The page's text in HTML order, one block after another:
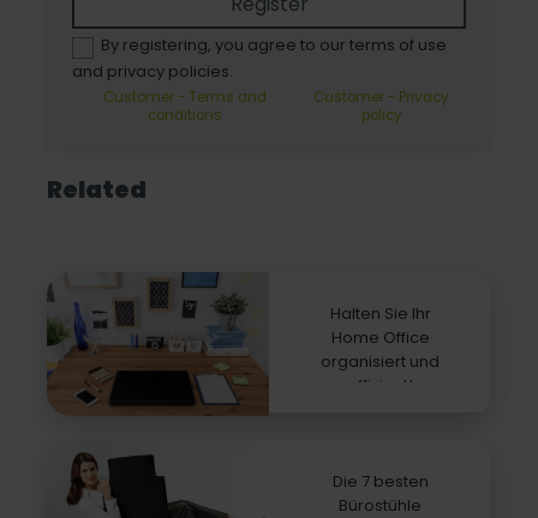
By registering, you agree to our terms of use
and privacy policies.
Customer - Terms and
conditions
Customer - Privacy
policy
Related
Halten Sie Ihr
Home Office
organisiert und
effizient!
Die 7 besten
Bürostühle